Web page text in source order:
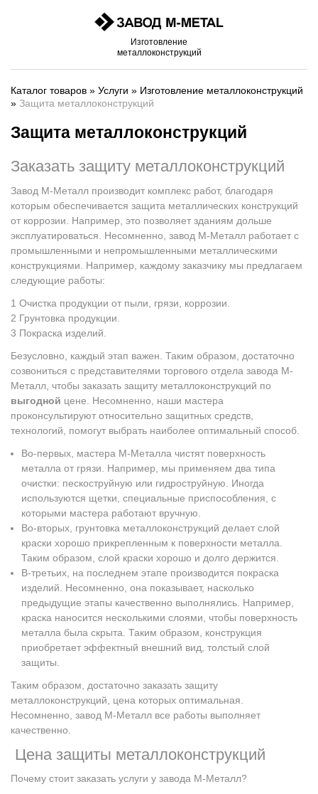
Изготовление
металлоконструкций
Каталог товаров » Услуги » Изготовление металлоконструкций
» Защита металлоконструкций
Защита металлоконструкций
Заказать защиту металлоконструкций
Завод М-Металл производит комплекс работ, благодаря
которым обеспечивается защита металлических конструкций
от коррозии. Например, это позволяет зданиям дольше
эксплуатироваться. Несомненно, завод М-Металл работает с
промышленными и непромышленными металлическими
конструкциями. Например, каждому заказчику мы предлагаем
следующие работы:
Очистка продукции от пыли, грязи, коррозии.
Грунтовка продукции.
Покраска изделий.
Безусловно, каждый этап важен. Таким образом, достаточно
созвониться с представителями торгового отдела завода М-
Металл, чтобы заказать защиту металлоконструкций по
выгодной цене. Несомненно, наши мастера
проконсультируют относительно защитных средств,
технологий, помогут выбрать наиболее оптимальный способ.
Во-первых, мастера М-Металла чистят поверхность
металла от грязи. Например, мы применяем два типа
очистки: пескоструйную или гидроструйную. Иногда
используются щетки, специальные приспособления, с
которыми мастера работают вручную.
Во-вторых, грунтовка металлоконструкций делает слой
краски хорошо прикрепленным к поверхности металла.
Таким образом, слой краски хорошо и долго держится.
В-третьих, на последнем этапе производится покраска
изделий. Несомненно, она показывает, насколько
предыдущие этапы качественно выполнялись. Например,
краска наносится несколькими слоями, чтобы поверхность
металла была скрыта. Таким образом, конструкция
приобретает эффектный внешний вид, толстый слой
защиты.
Таким образом, достаточно заказать защиту
металлоконструкций, цена которых оптимальная.
Несомненно, завод М-Металл все работы выполняет
качественно.
Цена защиты металлоконструкций
Почему стоит заказать услуги у завода М-Металл?